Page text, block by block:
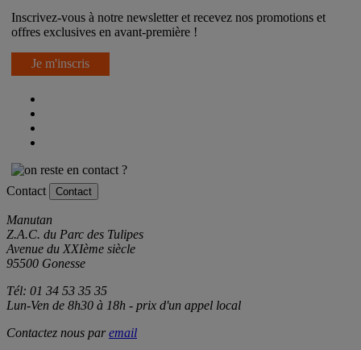
Inscrivez-vous à notre newsletter et recevez nos promotions et
Je m'inscris
Contact
Manutan
Z.A.C. du Parc des Tulipes
Avenue du XXIème siècle
Tél: 01 34 53 35 35